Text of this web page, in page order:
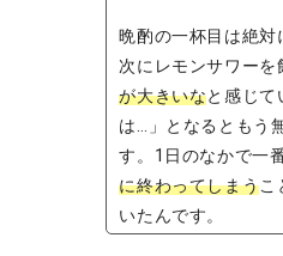
晩酌の一杯目は絶対
次にレモンサワーを
が大きいなと感じて
は…」となるともう
す。1日のなかで一
に終わってしまうこ
いたんです。